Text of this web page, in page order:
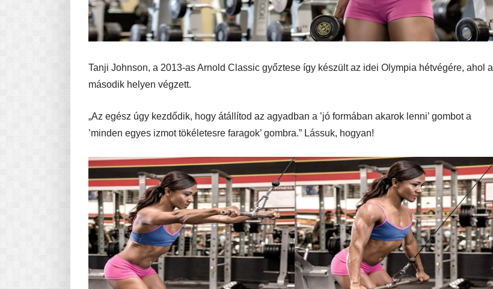
Tanji Johnson, a 2013-as Arnold Classic győztese így készült az idei Olympia hétvégére, ahol a
második helyen végzett.
„Az egész úgy kezdődik, hogy átállítod az agyadban a ’jó formában akarok lenni’ gombot a
’minden egyes izmot tökéletesre faragok’ gombra.” Lássuk, hogyan!